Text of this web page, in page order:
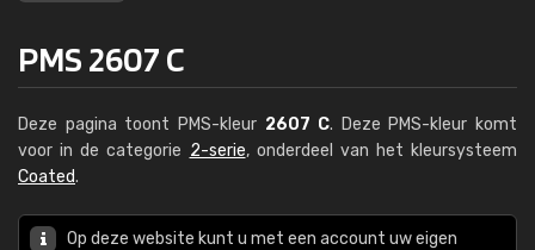
PMS 2607 C
Deze pagina toont PMS-kleur 2607 C. Deze PMS-kleur komt
voor in de categorie 2-serie, onderdeel van het kleursysteem
Coated.
Op deze website kunt u met een account uw eigen